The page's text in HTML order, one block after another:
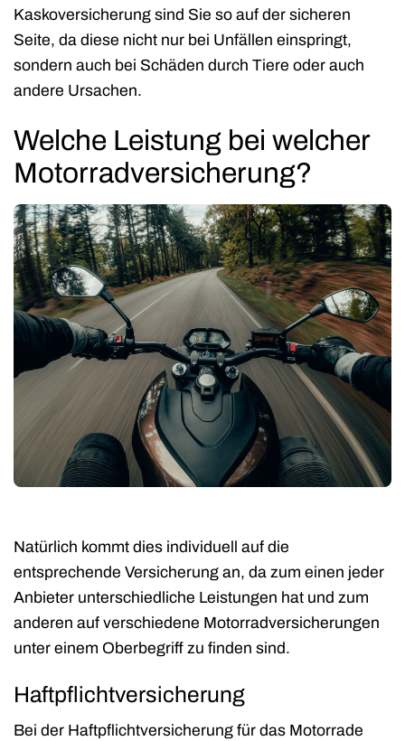
Kaskoversicherung sind Sie so auf der sicheren
Seite, da diese nicht nur bei Unfällen einspringt,
sondern auch bei Schäden durch Tiere oder auch
andere Ursachen.
Welche Leistung bei welcher
Motorradversicherung?
Natürlich kommt dies individuell auf die
entsprechende Versicherung an, da zum einen jeder
Anbieter unterschiedliche Leistungen hat und zum
anderen auf verschiedene Motorradversicherungen
unter einem Oberbegriff zu finden sind.
Haftpflichtversicherung
Bei der Haftpflichtversicherung für das Motorrade